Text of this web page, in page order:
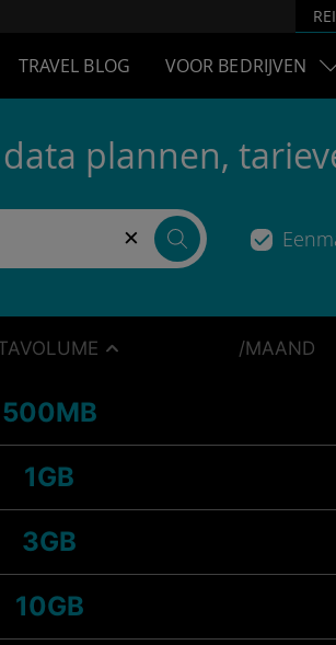
TRAVEL BLOG VOOR BEDRIJVEN
plannen,
×
/MAAND
500MB
1GB
3GB
10GB